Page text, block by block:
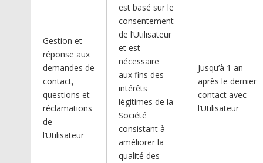
Gestion et
réponse aux
demandes de
contact,
questions et
réclamations
de
l’Utilisateur
est basé sur le
consentement
de l’Utilisateur
et est
nécessaire
aux fins des
intérêts
légitimes de la
Société
consistant à
améliorer la
qualité des
Jusqu’à 1 an
après le dernier
contact avec
l’Utilisateur